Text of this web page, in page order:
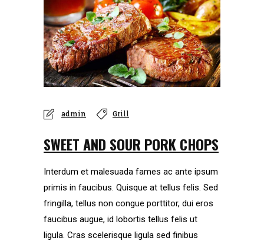
admin Grill
SWEET AND SOUR PORK CHOPS
Interdum et malesuada fames ac ante ipsum
primis in faucibus. Quisque at tellus felis. Sed
fringilla, tellus non congue porttitor, dui eros
faucibus augue, id lobortis tellus felis ut
ligula. Cras scelerisque ligula sed finibus